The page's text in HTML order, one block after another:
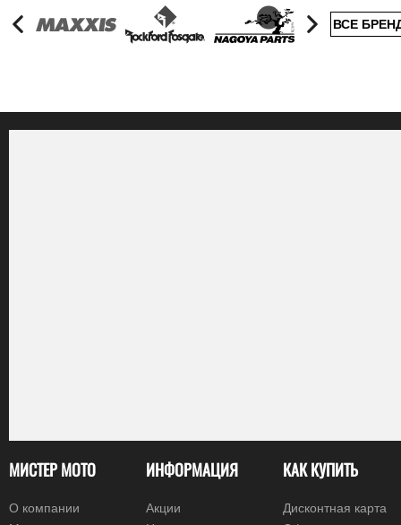
ВСЕ
МИСТЕР МОТО
О компании
ИНФОРМАЦИЯ
Акции
КАК КУПИТЬ
Дисконтная карта